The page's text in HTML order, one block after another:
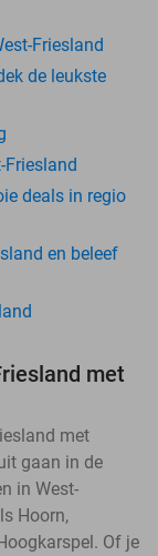
Friesland
de leukste
deals in regio
en beleef
met
met
gaan in de
in West-
Hoorn,
Of je